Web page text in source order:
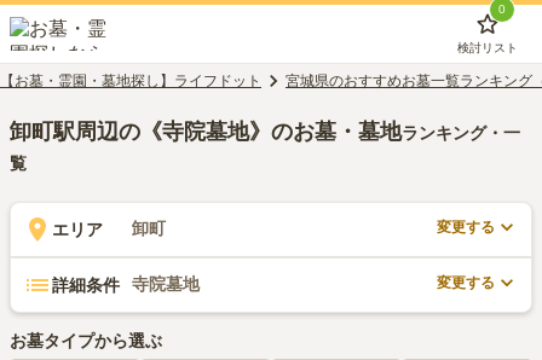
0
検討リスト
【お墓・霊園・墓地探し】ライフドット 宮城県のおすすめお墓一覧ランキング
卸町駅周辺の《寺院墓地》のお墓・墓地ランキング・一
覧
エリア 卸町 変更する
詳細条件 寺院墓地 変更する
お墓タイプから選ぶ